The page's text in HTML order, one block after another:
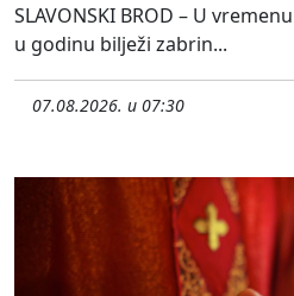
SLAVONSKI BROD – U
u godinu bilježi zabrin...
07.08.2026. u 07:30